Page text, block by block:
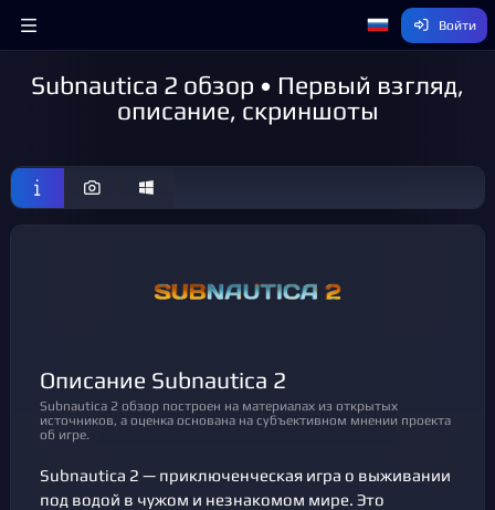
Войти
Subnautica 2 обзор • Первый взгляд,
описание, скриншоты
Описание Subnautica 2
Subnautica 2 обзор построен на материалах из открытых
источников, а оценка основана на субъективном мнении проекта
об игре.
Subnautica 2 — приключенческая игра о выживании
под водой в чужом и незнакомом мире. Это